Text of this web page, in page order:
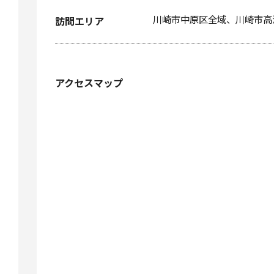
訪問エリア 川崎市中原区全域、川崎市
アクセスマップ